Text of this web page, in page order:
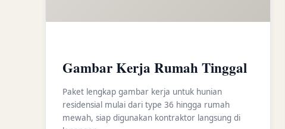
Gambar Kerja Rumah Tinggal
Paket lengkap gambar kerja untuk hunian
residensial mulai dari type 36 hingga rumah
mewah, siap digunakan kontraktor langsung di